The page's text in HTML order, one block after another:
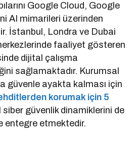
Google Cloud, Google
AI mimarileri üzerinden
İstanbul, Londra ve Dubai
faaliyet gösteren
dijital çalışma
sağlamaktadır. Kurumsal
güvenle ayakta kalması için
korumak için 5
siber güvenlik dinamiklerini de
entegre etmektedir.